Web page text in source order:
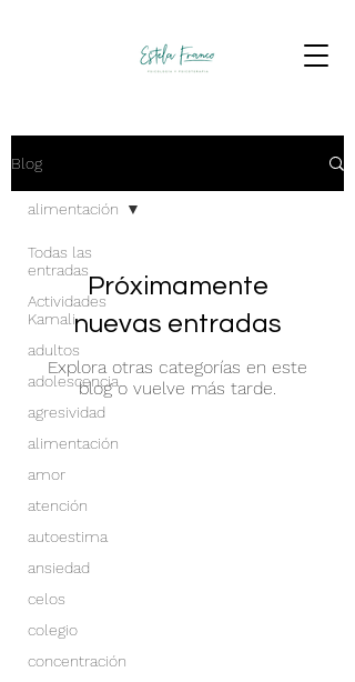
Blog
Todas las
entradas
Actividades
Kamali
adultos
adolescencia
agresividad
alimentación
amor
atención
autoestima
ansiedad
celos
colegio
concentración
alimentación
Próximamente
nuevas entradas
Explora otras categorías en este
blog o vuelve más tarde.